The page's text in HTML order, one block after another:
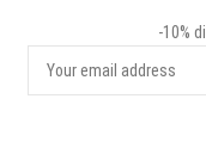
-10%